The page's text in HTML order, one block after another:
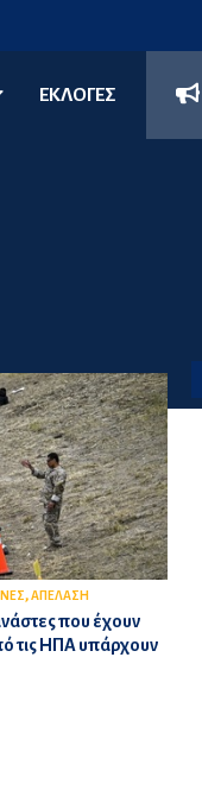
ΕΚΛΟΓΕΣ
,ΑΠΕΛΑΣΗ
που έχουν
τις ΗΠΑ υπάρχουν